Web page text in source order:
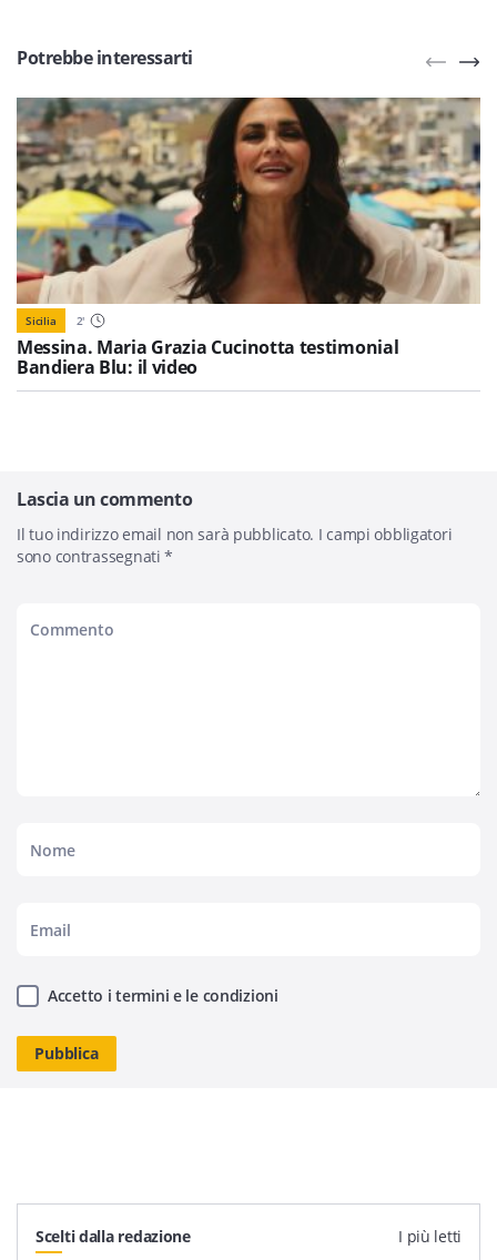
Potrebbe interessarti
Sicilia 2'
Messina. Maria Grazia Cucinotta testimonial
Bandiera Blu: il video
Lascia un commento
Il tuo indirizzo email non sarà pubblicato. I campi obbligatori
sono contrassegnati*
Accetto i termini e le condizioni
Scelti dalla redazione I più letti